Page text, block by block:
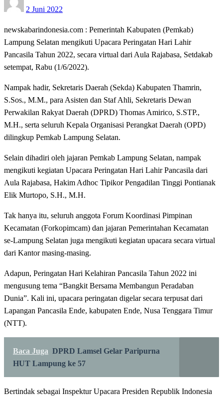
on
2 Juni 2022
newskabarindonesia.com : Pemerintah Kabupaten (Pemkab)
Lampung Selatan mengikuti Upacara Peringatan Hari Lahir
Pancasila Tahun 2022, secara virtual dari Aula Rajabasa, Setdakab
setempat, Rabu (1/6/2022).
Nampak hadir, Sekretaris Daerah (Sekda) Kabupaten Thamrin,
S.Sos., M.M., para Asisten dan Staf Ahli, Sekretaris Dewan
Perwakilan Rakyat Daerah (DPRD) Thomas Amirico, S.STP.,
M.H., serta seluruh Kepala Organisasi Perangkat Daerah (OPD)
dilingkup Pemkab Lampung Selatan.
Selain dihadiri oleh jajaran Pemkab Lampung Selatan, nampak
mengikuti kegiatan Upacara Peringatan Hari Lahir Pancasila dari
Aula Rajabasa, Hakim Adhoc Tipikor Pengadilan Tinggi Pontianak
Elik Murtopo, S.H., M.H.
Tak hanya itu, seluruh anggota Forum Koordinasi Pimpinan
Kecamatan (Forkopimcam) dan jajaran Pemerintahan Kecamatan
se-Lampung Selatan juga mengikuti kegiatan upacara secara virtual
dari Kantor masing-masing.
Adapun, Peringatan Hari Kelahiran Pancasila Tahun 2022 ini
mengusung tema “Bangkit Bersama Membangun Peradaban
Dunia”. Kali ini, upacara peringatan digelar secara terpusat dari
Lapangan Pancasila Ende, kabupaten Ende, Nusa Tenggara Timur
(NTT).
Baca Juga DPRD Lamsel Gelar Paripurna
HUT Lampung ke 57
Bertindak sebagai Inspektur Upacara Presiden Republik Indonesia